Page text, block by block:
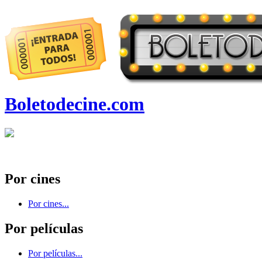
Boletodecine.com
Por cines
Por cines...
Por películas
Por películas...